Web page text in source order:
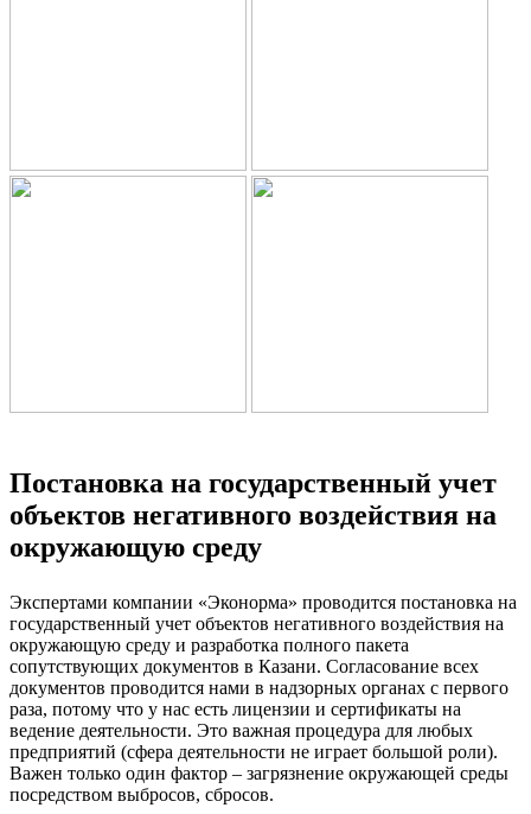
Постановка на государственный учет
объектов негативного воздействия на
окружающую среду
Экспертами компании «Эконорма» проводится постановка на
государственный учет объектов негативного воздействия на
окружающую среду и разработка полного пакета
сопутствующих документов в Казани. Согласование всех
документов проводится нами в надзорных органах с первого
раза, потому что у нас есть лицензии и сертификаты на
ведение деятельности. Это важная процедура для любых
предприятий (сфера деятельности не играет большой роли).
Важен только один фактор – загрязнение окружающей среды
посредством выбросов, сбросов.